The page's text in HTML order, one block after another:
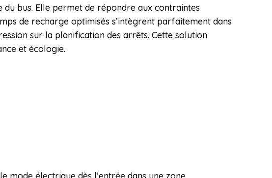
bus. Elle permet de répondre aux contraintes
de recharge optimisés s’intègrent parfaitement dans
sur la planification des arrêts. Cette solution
et écologie.
mode électrique dès l’entrée dans une zone